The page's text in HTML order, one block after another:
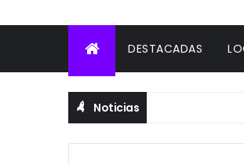
DESTACADAS
Noticias